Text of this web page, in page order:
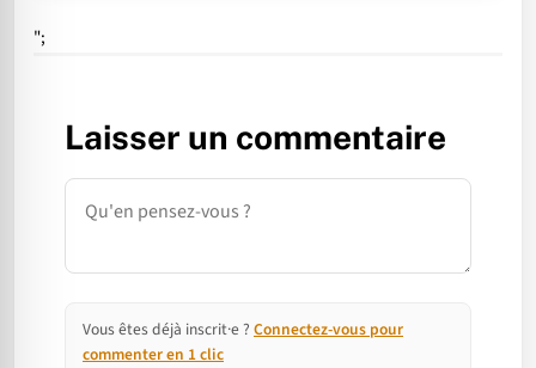
";
Laisser un commentaire
Commentaire
Vous êtes déjà inscrit·e ? Connectez-vous pour
commenter en 1 clic